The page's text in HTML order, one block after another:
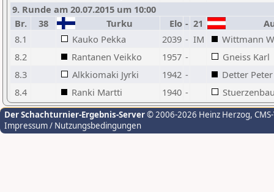
9. Runde am 20.07.2015 um 10:00
Br.
38 Turku Elo - 21
8.1
Kauko Pekka 2039 - IM
Wittmann
8.2
Rantanen Veikko 1957 -
Gneiss Karl
8.3
Alkkiomaki Jyrki 1942 -
Detter Peter
8.4
Ranki Martti 1940 -
Der Schachturnier-Ergebnis-Server© 2006-2026 Heinz Herzog,
Impressum / Nutzungsbedingungen